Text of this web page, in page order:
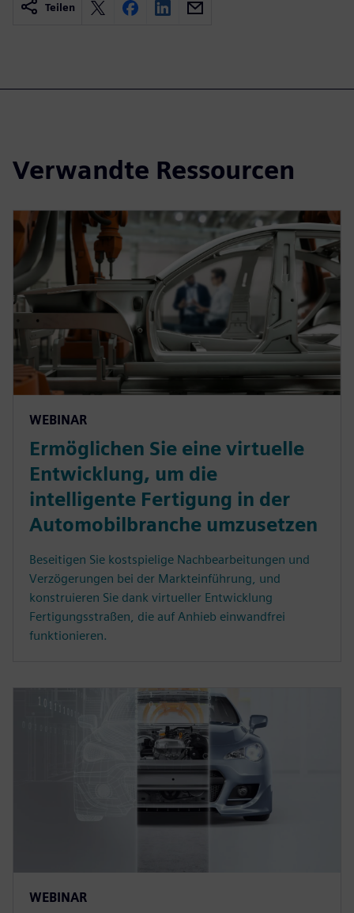
Teilen
Verwandte Ressourcen
WEBINAR
Ermöglichen Sie eine virtuelle
Entwicklung, um die
intelligente Fertigung in der
Automobilbranche umzusetzen
Beseitigen Sie kostspielige Nachbearbeitungen und
Verzögerungen bei der Markteinführung, und
konstruieren Sie dank virtueller Entwicklung
Fertigungsstraßen, die auf Anhieb einwandfrei
funktionieren.
WEBINAR